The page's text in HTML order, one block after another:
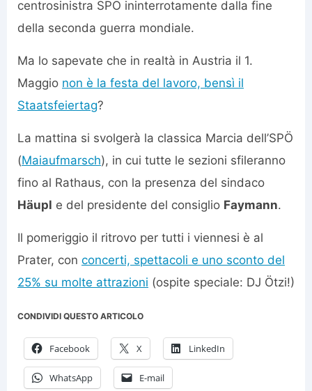
centrosinistra SPÖ ininterrotamente dalla fine
della seconda guerra mondiale.
Ma lo sapevate che in realtà in Austria il 1.
Maggio non è la festa del lavoro, bensì il
Staatsfeiertag?
La mattina si svolgerà la classica Marcia dell’SPÖ
(Maiaufmarsch), in cui tutte le sezioni sfileranno
fino al Rathaus, con la presenza del sindaco
Häupl e del presidente del consiglio Faymann.
Il pomeriggio il ritrovo per tutti i viennesi è al
Prater, con concerti, spettacoli e uno sconto del
25% su molte attrazioni (ospite speciale: DJ Ötzi!)
CONDIVIDI QUESTO ARTICOLO
Facebook X LinkedIn
WhatsApp E-mail